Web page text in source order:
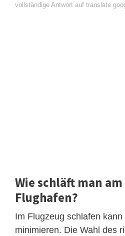
vollständige Antwort auf
Wie schläft man
Flughafen?
Im Flugzeug schlafen
minimieren. Die Wahl des